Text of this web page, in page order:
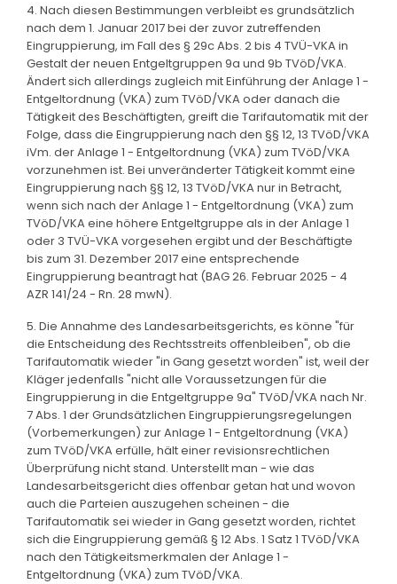
4. Nach diesen Bestimmungen verbleibt es grundsätzlich
nach dem 1. Januar 2017 bei der zuvor zutreffenden
Eingruppierung, im Fall des § 29c Abs. 2 bis 4 TVÜ-VKA in
Gestalt der neuen Entgeltgruppen 9a und 9b TVöD/VKA.
Ändert sich allerdings zugleich mit Einführung der Anlage 1 -
Entgeltordnung (VKA) zum TVöD/VKA oder danach die
Tätigkeit des Beschäftigten, greift die Tarifautomatik mit der
Folge, dass die Eingruppierung nach den §§ 12, 13 TVöD/VKA
iVm. der Anlage 1 - Entgeltordnung (VKA) zum TVöD/VKA
vorzunehmen ist. Bei unveränderter Tätigkeit kommt eine
Eingruppierung nach §§ 12, 13 TVöD/VKA nur in Betracht,
wenn sich nach der Anlage 1 - Entgeltordnung (VKA) zum
TVöD/VKA eine höhere Entgeltgruppe als in der Anlage 1
oder 3 TVÜ-VKA vorgesehen ergibt und der Beschäftigte
bis zum 31. Dezember 2017 eine entsprechende
Eingruppierung beantragt hat (BAG 26. Februar 2025 - 4
AZR 141/24 - Rn. 28 mwN).
5. Die Annahme des Landesarbeitsgerichts, es könne "für
die Entscheidung des Rechtsstreits offenbleiben", ob die
Tarifautomatik wieder "in Gang gesetzt worden" ist, weil der
Kläger jedenfalls "nicht alle Voraussetzungen für die
Eingruppierung in die Entgeltgruppe 9a" TVöD/VKA nach Nr.
7 Abs. 1 der Grundsätzlichen Eingruppierungsregelungen
(Vorbemerkungen) zur Anlage 1 - Entgeltordnung (VKA)
zum TVöD/VKA erfülle, hält einer revisionsrechtlichen
Überprüfung nicht stand. Unterstellt man - wie das
Landesarbeitsgericht dies offenbar getan hat und wovon
auch die Parteien auszugehen scheinen - die
Tarifautomatik sei wieder in Gang gesetzt worden, richtet
sich die Eingruppierung gemäß § 12 Abs. 1 Satz 1 TVöD/VKA
nach den Tätigkeitsmerkmalen der Anlage 1 -
Entgeltordnung (VKA) zum TVöD/VKA.